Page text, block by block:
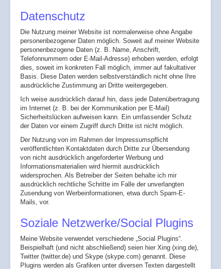
Datenschutz
Die Nutzung meiner Website ist normalerweise ohne Angabe
personenbezogener Daten möglich. Soweit auf meiner Website
personenbezogene Daten (z. B. Name, Anschrift,
Telefonnummern oder E-Mail-Adresse) erhoben werden, erfolgt
dies, soweit im konkreten Fall möglich, immer auf fakultativer
Basis. Diese Daten werden selbstverständlich nicht ohne Ihre
ausdrückliche Zustimmung an Dritte weitergegeben.
Ich weise ausdrücklich darauf hin, dass jede Datenübertragung
im Internet (z. B. bei der Kommunikation per E-Mail)
Sicherheitslücken aufweisen kann. Ein umfassender Schutz
der Daten vor einem Zugriff durch Dritte ist nicht möglich.
Der Nutzung von im Rahmen der Impressumspflicht
veröffentlichten Kontaktdaten durch Dritte zur Übersendung
von nicht ausdrücklich angeforderter Werbung und
Informationsmaterialien wird hiermit ausdrücklich
widersprochen. Als Betreiber der Seiten behalte ich mir
ausdrücklich rechtliche Schritte im Falle der unverlangten
Zusendung von Werbeinformationen, etwa durch Spam-E-
Mails, vor.
Soziale Netzwerke/Social Plugins
Meine Website verwendet verschiedene „Social Plugins“.
Beispielhaft (und nicht abschließend) seien hier Xing (xing.de),
Twitter (twitter.de) und Skype (skype.com) genannt. Diese
Plugins werden als Grafiken unter diversen Texten dargestellt